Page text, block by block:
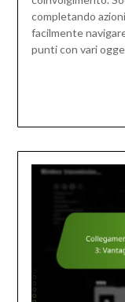
completando
facilmente
punti con vari